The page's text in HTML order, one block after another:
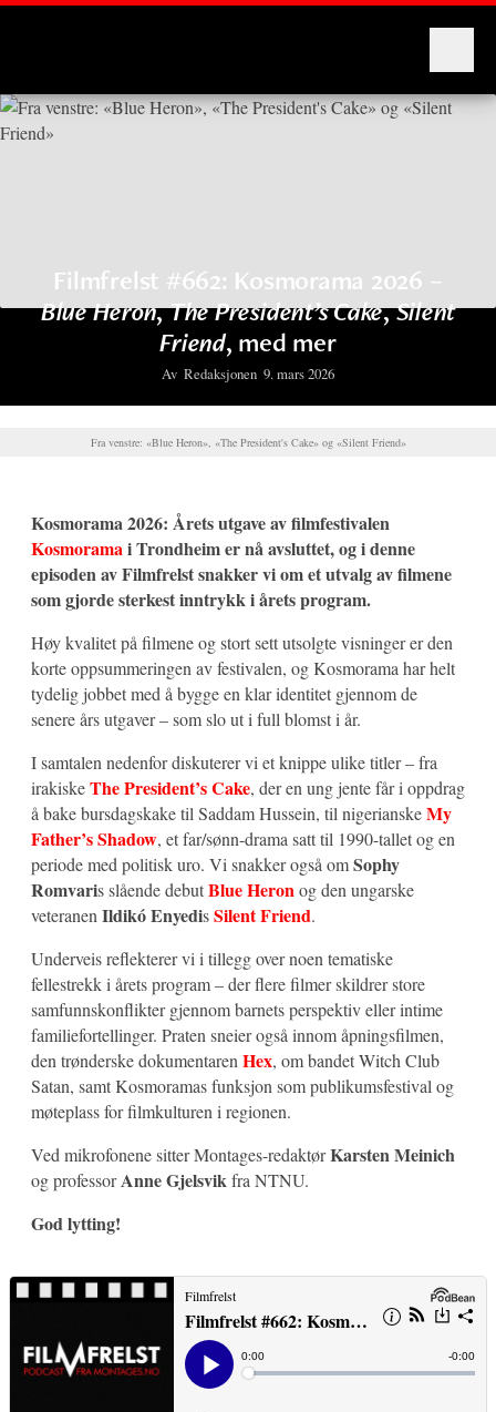
Filmfrelst #662: Kosmorama 2026 –
Blue Heron,The President’s Cake,Silent
Friend, med mer
Av Redaksjonen 9. mars 2026
Fra venstre: «Blue Heron», «The President's Cake» og «Silent Friend»
Kosmorama 2026: Årets utgave av filmfestivalen
Kosmoramai Trondheim er nå avsluttet, og i denne
episoden av Filmfrelst snakker vi om et utvalg av filmene
som gjorde sterkest inntrykk i årets program.
Høy kvalitet på filmene og stort sett utsolgte visninger er den
korte oppsummeringen av festivalen, og Kosmorama har helt
tydelig jobbet med å bygge en klar identitet gjennom de
senere års utgaver – som slo ut i full blomst i år.
I samtalen nedenfor diskuterer vi et knippe ulike titler – fra
irakiskeThe President’s Cake, der en ung jente får i oppdrag
å bake bursdagskake til Saddam Hussein, til nigerianskeMy
Father’s Shadow, et far/sønn-drama satt til 1990-tallet og en
periode med politisk uro. Vi snakker også omSophy
Romvaris slående debutBlue Heronog den ungarske
veteranenIldikó EnyedisSilent Friend.
Underveis reflekterer vi i tillegg over noen tematiske
fellestrekk i årets program – der flere filmer skildrer store
samfunnskonflikter gjennom barnets perspektiv eller intime
familiefortellinger. Praten sneier også innom åpningsfilmen,
den trønderske dokumentarenHex, om bandet Witch Club
Satan, samt Kosmoramas funksjon som publikumsfestival og
møteplass for filmkulturen i regionen.
Ved mikrofonene sitter Montages-redaktørKarsten Meinich
og professorAnne Gjelsvikfra NTNU.
God lytting!